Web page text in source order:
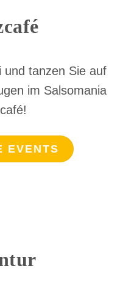
und tanzen Sie auf
im Salsomania
EVENTS